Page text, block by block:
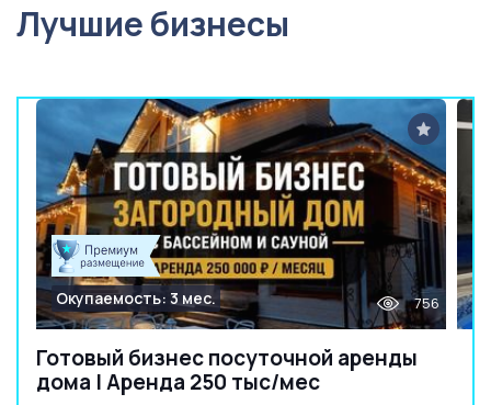
Лучшие бизнесы
Готовый бизнес посуточной аренды
дома | Аренда 250 тыс/мес
Окупаемость: 3 мес. 756